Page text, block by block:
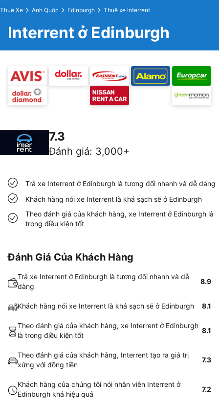
Thuê Xe Anh Quốc Edinburgh Thuê xe Interrent
Interrent ở Edinburgh
7.3
Đánh giá: 3,000+
Trả xe Interrent ở Edinburgh là tương đối nhanh và dễ dàng
Khách hàng nói xe Interrent là khá sạch sẽ ở Edinburgh
Theo đánh giá của khách hàng, xe Interrent ở Edinburgh là
trong điều kiện tốt
Đánh Giá Của Khách Hàng
Trả xe Interrent ở Edinburgh là tương đối nhanh và dễ
dàng
8.9
Khách hàng nói xe Interrent là khá sạch sẽ ở Edinburgh 8.1
Theo đánh giá của khách hàng, xe Interrent ở Edinburgh
là trong điều kiện tốt
8.1
Theo đánh giá của khách hàng, Interrent tạo ra giá trị
xứng với đồng tiền
7.3
Khách hàng của chúng tôi nói nhân viên Interrent ở
Edinburgh khá hiệu quả
7.2